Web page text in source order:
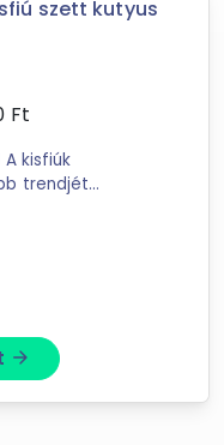
szett kutyus
Ft
trendjét
Az
hosszú ...
arrow_forward